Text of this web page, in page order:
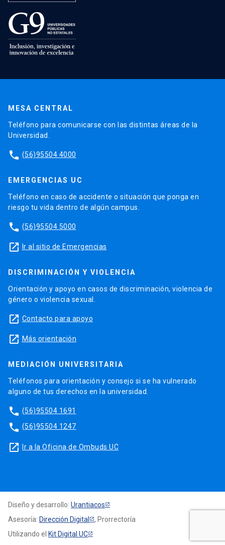
MESA CENTRAL
Teléfono para comunicarse con las distintas áreas de la
Universidad.
phone (56)95504 4000
EMERGENCIAS UC
Teléfono en caso de accidente o situación que ponga en
riesgo tu vida dentro de algún campus.
phone (56)95504 5000
launch Ir al sitio de Emergencias
DISCRIMINACIÓN Y VIOLENCIA
Orientación y apoyo en casos de discriminación, violencia de
género o violencia sexual.
launch Contacto para apoyo
launch Más orientación
MEDIACIÓN UNIVERSITARIA
Teléfonos para orientación y consejo si se ha vulnerado
alguno de tus derechos en la universidad.
phone (56)95504 1691
phone (56)95504 1247
launch Ir a la Oficina de Ombuds UC
Diseño y desarrollo: Urantiacos
Asesoría: Dirección Digital
, Prorrectoría
Utilizando el Kit Digital UC